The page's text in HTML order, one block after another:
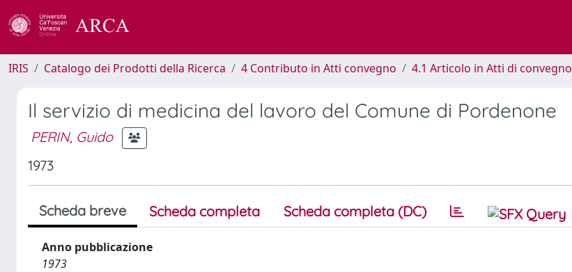
IRIS Catalogo dei Prodotti della Ricerca 4 Contributo in Atti convegno 4.1 Articolo in Atti di convegno
Il servizio di medicina del lavoro del Comune di Pordenone
PERIN, Guido
1973
Scheda breve Scheda completa Scheda completa (DC)
Anno pubblicazione
1973